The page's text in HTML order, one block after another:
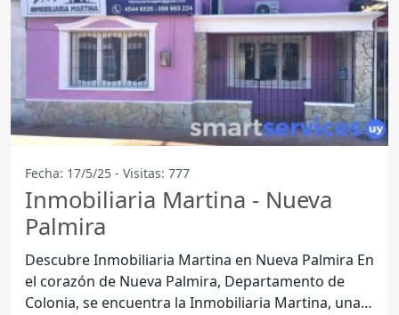
Fecha: 17/5/25 - Visitas: 777
Inmobiliaria Martina - Nueva
Palmira
Descubre Inmobiliaria Martina en Nueva Palmira En
el corazón de Nueva Palmira, Departamento de
Colonia, se encuentra la Inmobiliaria Martina, una